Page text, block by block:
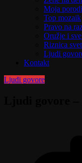
Moja
Top mozaik
Pravo na
Oružje i
Riznica
Ljudi
Kontakt
Ljudi govore